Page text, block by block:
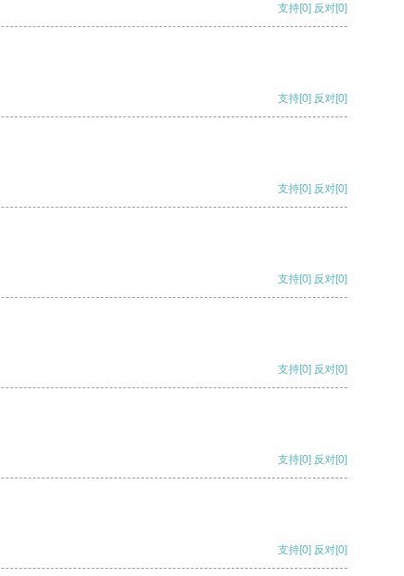
支持[0] 反对[0]
支持[0] 反对[0]
支持[0] 反对[0]
支持[0] 反对[0]
支持[0] 反对[0]
支持[0] 反对[0]
支持[0] 反对[0]